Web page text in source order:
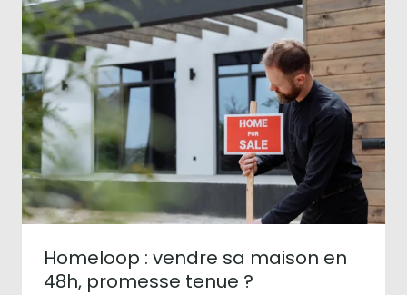
Homeloop : vendre sa maison en
48h, promesse tenue ?